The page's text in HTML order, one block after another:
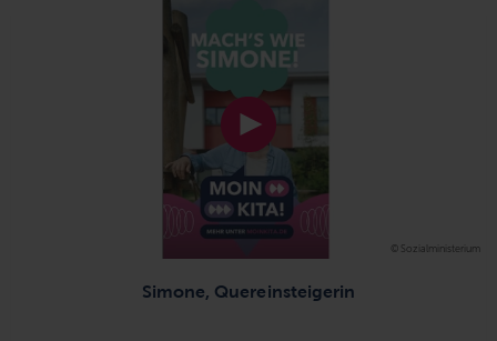
Simone, Quereinsteigerin
© Sozialministerium